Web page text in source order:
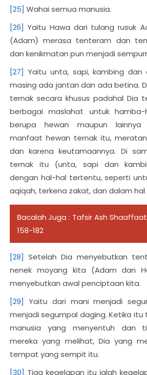
[25] Wahai semua manusia.
[26] Yaitu Hawa dari tulang rusuk
(Adam) merasa tenteram dan
dan kenikmatan pun menjadi
[27] Yaitu unta, sapi, kambing dan
masing ada jantan dan ada betina.
ternak secara khusus padahal Dia
berbagai maslahat untuk hamba-
berupa hewan maupun lainnya
manfaat hewan ternak itu,
dan karena keutamaannya. Di
ternak itu (unta, sapi dan
dengan hal-hal tertentu, seperti
aqiqah, terkena zakat, dan dalam
Bacalah Juga : Tafsir Ash
158-182
[28] Setelah Dia menyebutkan
nenek moyang kita (Adam dan
menyebutkan awal penciptaan kita.
[29]
Yaitu dari mani menjadi
menjadi segumpal daging. Ketika
manusia yang menyentuh dan
mereka yang melihat, Dia yang
tempat yang sempit itu.
[30] Tiga kegelapan itu ialah